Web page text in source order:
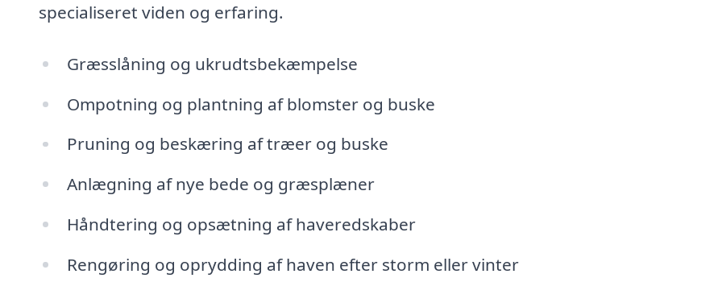
specialiseret viden og erfaring.
Græsslåning og ukrudtsbekæmpelse
Ompotning og plantning af blomster og buske
Pruning og beskæring af træer og buske
Anlægning af nye bede og græsplæner
Håndtering og opsætning af haveredskaber
Rengøring og oprydding af haven efter storm eller vinter